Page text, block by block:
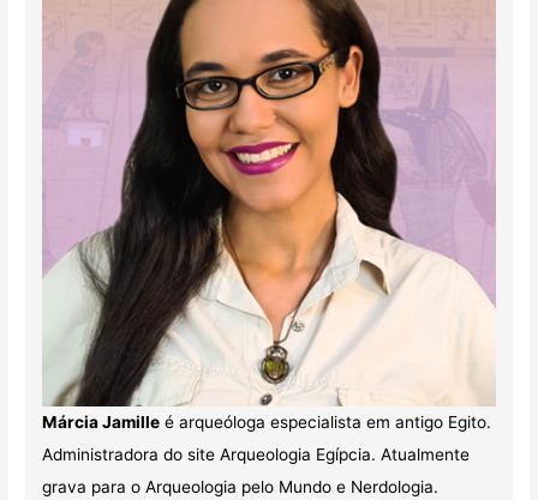
Márcia Jamilleé arqueóloga especialista em antigo Egito.
Administradora do site Arqueologia Egípcia. Atualmente
grava para o Arqueologia pelo Mundo e Nerdologia.